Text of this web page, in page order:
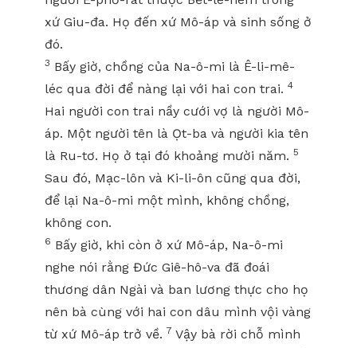
xứ Giu-đa. Họ đến xứ Mô-áp và sinh sống ở
đó.
3 Bấy giờ, chồng của Na-ô-mi là Ê-li-mê-
léc qua đời để nàng lại với hai con trai. 4
Hai người con trai nầy cưới vợ là người Mô-
áp. Một người tên là Ọt-ba và người kia tên
là Ru-tơ. Họ ở tại đó khoảng mười năm. 5
Sau đó, Mạc-lôn và Ki-li-ôn cũng qua đời,
để lại Na-ô-mi một mình, không chồng,
không con.
6 Bấy giờ, khi còn ở xứ Mô-áp, Na-ô-mi
nghe nói rằng Đức Giê-hô-va đã đoái
thương dân Ngài và ban lương thực cho họ
nên bà cùng với hai con dâu mình vội vàng
từ xứ Mô-áp trở về. 7 Vậy bà rời chỗ mình